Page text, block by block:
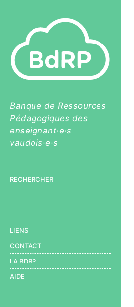
Banque de Ressources
Pédagogiques des
enseignant·e·s
vaudois·e·s
RECHERCHER
LIENS
CONTACT
LA BDRP
AIDE